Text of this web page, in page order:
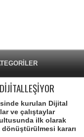
kurulan Dijital
ve çalıştaylar
ilk olarak
kararı